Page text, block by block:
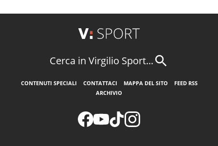
Cerca in Virgilio Sport...
CONTENUTI SPECIALI CONTATTACI MAPPA DEL SITO
FEED RSS
ARCHIVIO